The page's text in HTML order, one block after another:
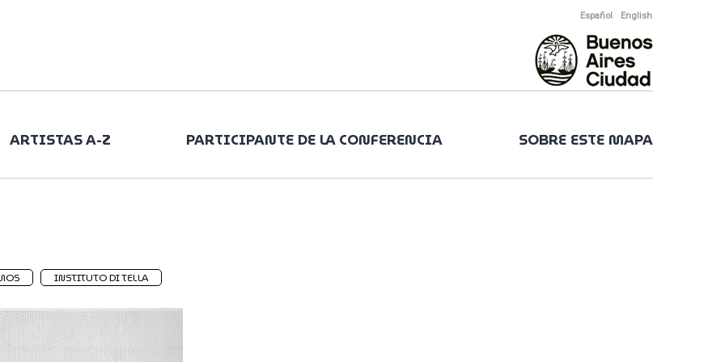
Español English
ARTISTAS A-Z PARTICIPANTE DE LA CONFERENCIA SOBRE ESTE MAPA
INSTITUTO DI TELLA